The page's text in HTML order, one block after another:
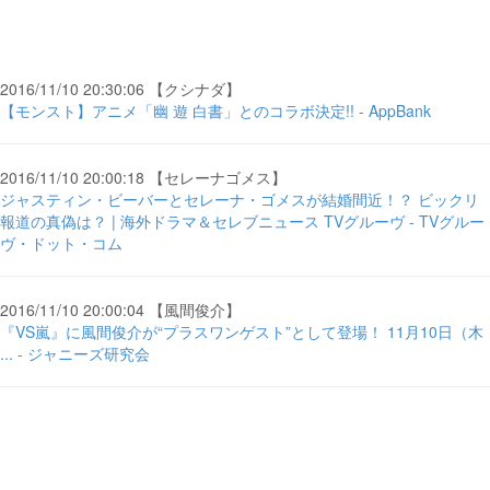
2016/11/10 20:30:06 【クシナダ】
【モンスト】アニメ「幽 遊 白書」とのコラボ決定!! - AppBank
2016/11/10 20:00:18 【セレーナゴメス】
ジャスティン・ビーバーとセレーナ・ゴメスが結婚間近！？ ビックリ
報道の真偽は？ | 海外ドラマ＆セレブニュース TVグルーヴ - TVグルー
ヴ・ドット・コム
2016/11/10 20:00:04 【風間俊介】
『VS嵐』に風間俊介が“プラスワンゲスト”として登場！ 11月10日（木
... - ジャニーズ研究会